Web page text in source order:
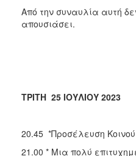
Από την συναυλία αυτή
απουσιάσει.
ΤΡΙΤΗ 25 ΙΟΥΛΙΟΥ 2023
20.45 *Προσέλευση Κοινού
21.00 * Μια πολύ